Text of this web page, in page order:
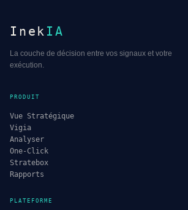
Inek IA
La couche de décision entre vos signaux et votre
exécution.
PRODUIT
Vue Stratégique
Vigia
Analyser
One-Click
Stratebox
Rapports
PLATEFORME